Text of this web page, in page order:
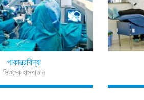
পাকান্ত্রবিদ্যা
সিওমেক হাসপাতাল